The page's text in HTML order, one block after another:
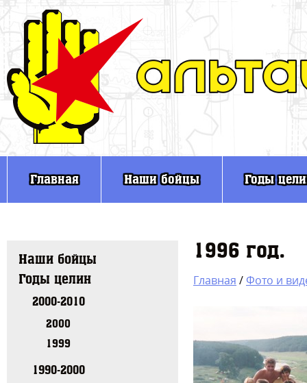
Главная Наши бойцы Годы
Наши бойцы
Годы целин
2000-2010
2000
1999
1990-2000
1996 год.
Главная / Фото и